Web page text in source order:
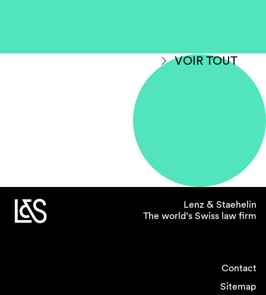
VOIR TOUT
Lenz & Staehelin
The world’s Swiss law firm
Contact
Sitemap